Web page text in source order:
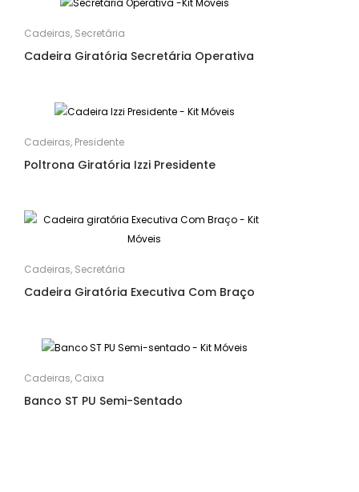
Cadeiras, Secretária
Cadeira Giratória Secretária Operativa
Cadeiras, Presidente
Poltrona Giratória Izzi Presidente
Cadeiras, Secretária
Cadeira Giratória Executiva Com Braço
Cadeiras, Caixa
Banco ST PU Semi-Sentado